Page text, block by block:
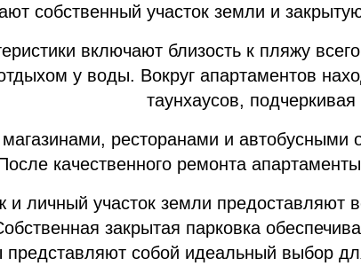
собственный участок земли и
включают близость к пляжу
у воды. Вокруг апартаментов
таунхаусов,
ресторанами и автобусными
качественного ремонта
и личный участок земли предоставляют
закрытая парковка
представляют собой идеальный выбор